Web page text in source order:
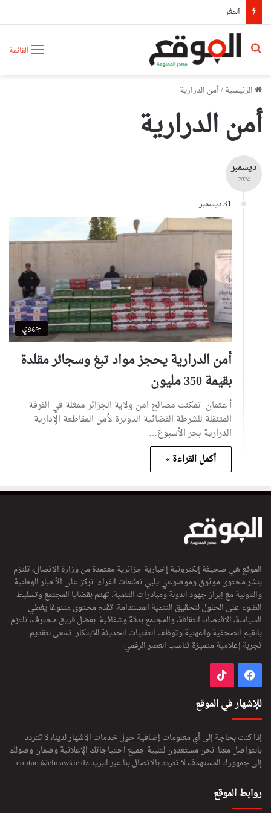
المغرب يشعل أزمة دبلوماسية بين إسبانيا وإيطاليا
القائمة بحث عن
الرئيسية/أمن الدرارية
أمن الدرارية
ديسمبر
- 2024 -
31 ديسمبر
جهوي
أمن الدرارية يحجز مواد تبغ وسجائر مقلدة
بقيمة 350 مليون
أ عثمان تمكنت مصالح امن ولاية الجزائر ممثلة في الفرقة
المتنقلة للشرطة القضائية الدويرة لأمن المقاطعة الإدارية
الدرارية بحر الأسبوع…
أكمل القراءة »
الموقع هي صحيفة إلكترونية إخبارية جزائرية معتمدة من وزارة الاتصال، تلتزم
بنشر محتوى موثوق وموضوعي يلبي تطلعات القراء. تركز على الأخبار الوطنية
والدولية مع إبراز جهود الدولة ومبادرات التنمية. تهتم بقضايا المجتمع وتسليط
الضوء على الحلول لتحقيق التنمية المستدامة. تقدم محتوى متنوعًا يغطي
السياسة، الاقتصاد، الثقافة، والمجتمع بدقة وشفافية. بفضل فريق محترف، تلتزم
بالقيم الصحفية والمهنية وتوظف التقنيات الحديثة للابتكار. تسعى لتقديم
تجربة إعلامية متميزة تناسب العصر الرقمي.
فيسبوك
للإشهار في الموقع
إذا كنت بحاجة إلى أي معلومات إضافية حول خدمات الإشهار لدينا، لا تتردد
بالتواصل معنا. نحن مستعدون لتلبية جميع احتياجاتك الإعلانية وضمان وصولك
إلى جمهورك المستهدف لا تتردد بالاتصال بنا عبر البريدcontact@elmawkie.dz
روابط الموقع